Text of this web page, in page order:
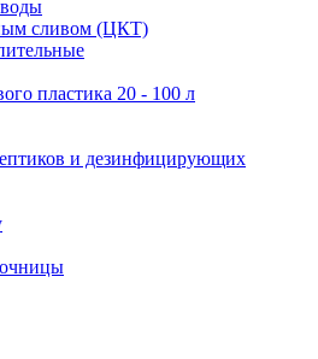
сливом (ЦКТ)
пластика 20 - 100 л
и дезинфицирующих